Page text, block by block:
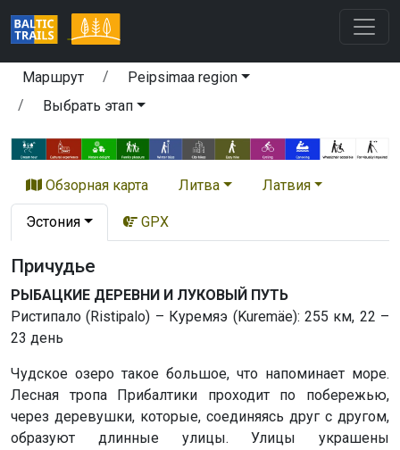
Маршрут
Peipsimaa region
Выбрать этап
Обзорная карта Литва Латвия
Эстония GPX
Причудьe
РЫБАЦКИЕ ДЕРЕВНИ И ЛУКОВЫЙ ПУТЬ
Ристипало (Ristipalo) – Куремяэ (Kuremäe): 255 км, 22 –
23 день
Чудское озеро такое большое, что напоминает море.
Лесная тропа Прибалтики проходит по побережью,
через деревушки, которые, соединяясь друг с другом,
образуют длинные улицы. Улицы украшены